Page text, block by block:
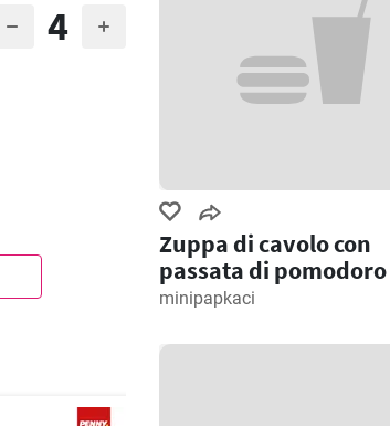
4
Zuppa di cavolo con
passata di pomodoro
minipapkaci